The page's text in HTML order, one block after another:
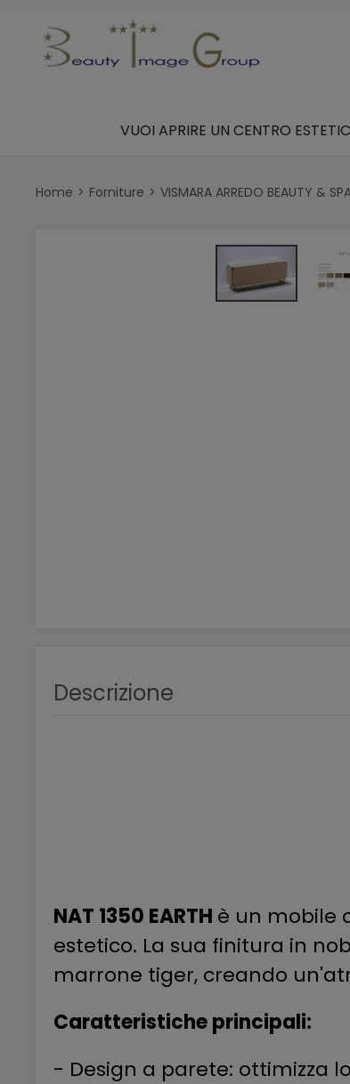
VUOI APRIRE UN CENTRO
Home Forniture VISMARA ARREDO BEAUTY &
Descrizione
NAT 1350 EARTH è un mobile
estetico. La sua finitura in
marrone tiger, creando
Caratteristiche principali:
- Design a parete: ottimizza